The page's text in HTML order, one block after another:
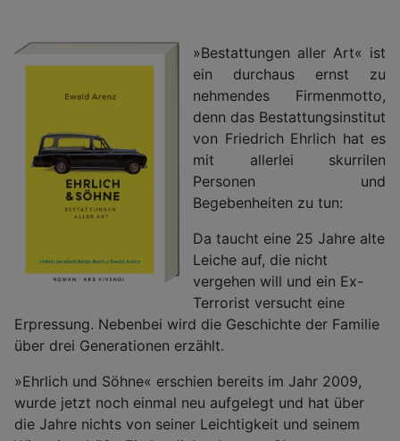
»Bestattungen aller Art« ist
ein durchaus ernst zu
nehmendes Firmenmotto,
denn das Bestattungsinstitut
von Friedrich Ehrlich hat es
mit allerlei skurrilen
Personen und
Begebenheiten zu tun:
Da taucht eine 25 Jahre alte
Leiche auf, die nicht
vergehen will und ein Ex-
Terrorist versucht eine
Erpressung. Nebenbei wird die Geschichte der Familie
über drei Generationen erzählt.
»Ehrlich und Söhne« erschien bereits im Jahr 2009,
wurde jetzt noch einmal neu aufgelegt und hat über
die Jahre nichts von seiner Leichtigkeit und seinem